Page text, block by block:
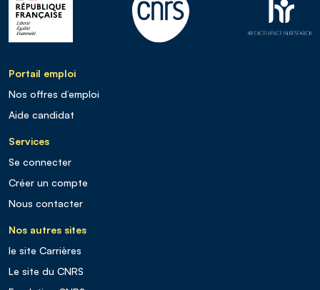
Portail emploi
Nos offres d’emploi
Aide candidat
Services
Se connecter
Créer un compte
Nous contacter
Nos autres sites
le site Carrières
Le site du CNRS